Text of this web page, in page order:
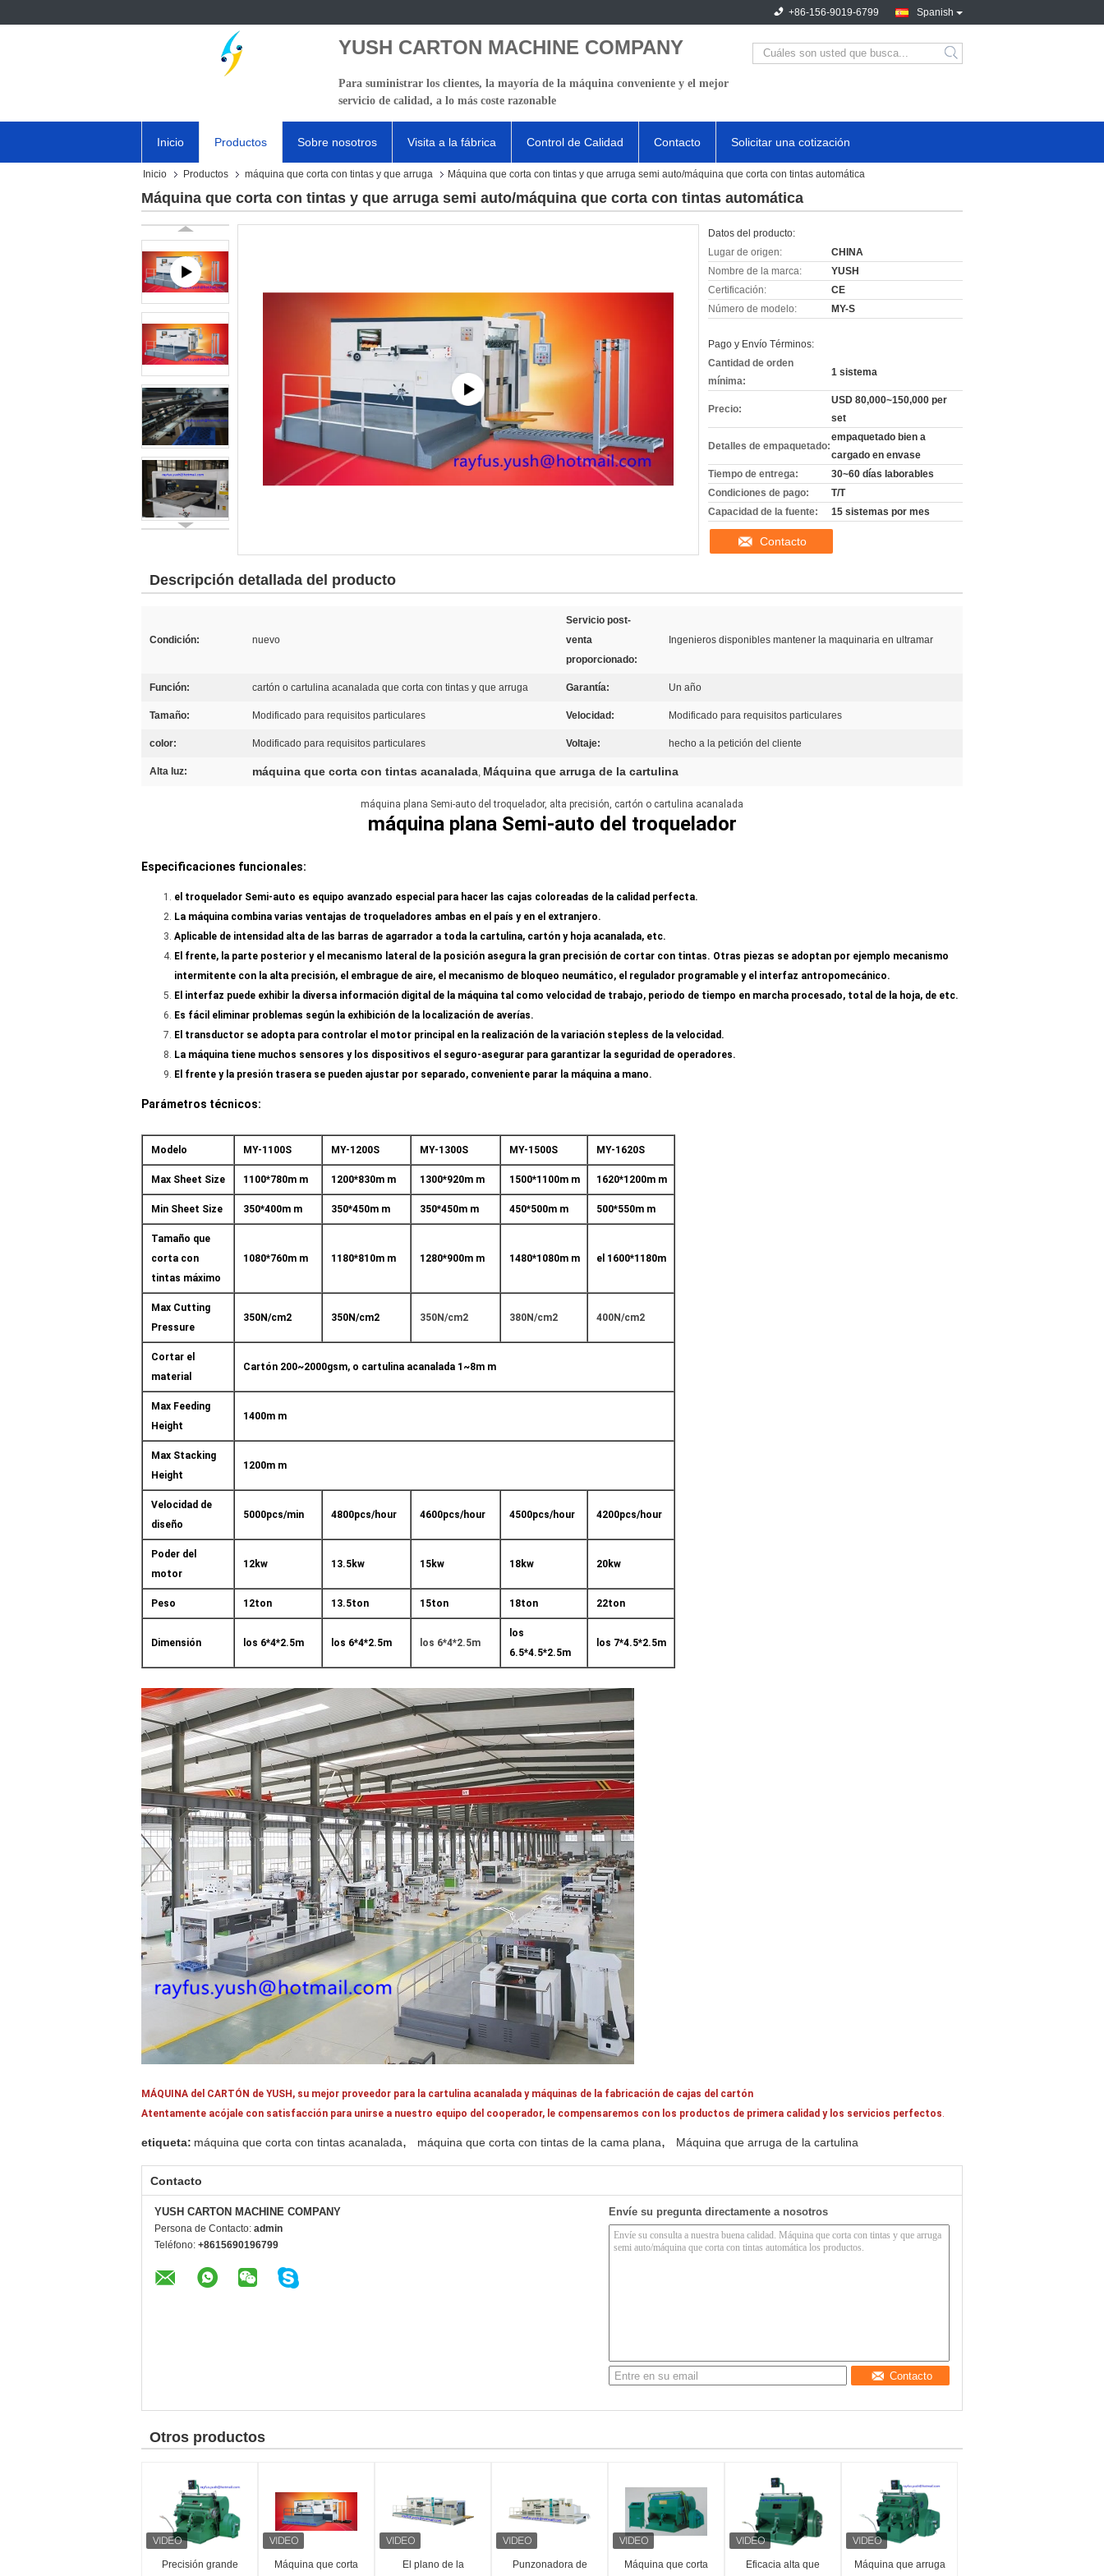
Spanish
+86-156-9019-6799
YUSH CARTON MACHINE COMPANY
Para suministrar los clientes, la mayoría de la máquina conveniente y el mejor
servicio de calidad, a lo más coste razonable
Inicio Productos Sobre nosotros Visita a la fábrica Control de Calidad Contacto Solicitar una cotización
Inicio Productos máquina que corta con tintas y que arruga Máquina que corta con tintas y que arruga semi auto/máquina que corta con tintas automática
Máquina que corta con tintas y que arruga semi auto/máquina que corta con tintas automática
Datos del producto:
Lugar de origen:
CHINA
Nombre de la marca:
YUSH
Certificación:
CE
Número de modelo:
MY-S
Pago y Envío Términos:
Cantidad de orden
mínima:
1 sistema
Precio:
USD 80,000~150,000 per
set
Detalles de empaquetado:
empaquetado bien a
cargado en envase
Tiempo de entrega:
30~60 días laborables
Condiciones de pago:
T/T
Capacidad de la fuente:
15 sistemas por mes
Contacto
Descripción detallada del producto
Condición: nuevo
Servicio post-
venta
proporcionado:
Ingenieros disponibles mantener la maquinaria en ultramar
Función: cartón o cartulina acanalada que corta con tintas y que arruga Garantía: Un año
Tamaño: Modificado para requisitos particulares Velocidad: Modificado para requisitos particulares
color: Modificado para requisitos particulares Voltaje: hecho a la petición del cliente
Alta luz: máquina que corta con tintas acanalada, Máquina que arruga de la cartulina
máquina plana Semi-auto del troquelador, alta precisión, cartón o cartulina acanalada
máquina plana Semi-auto del troquelador
Especificaciones funcionales:
el troquelador Semi-auto es equipo avanzado especial para hacer las cajas coloreadas de la calidad perfecta.
La máquina combina varias ventajas de troqueladores ambas en el país y en el extranjero.
Aplicable de intensidad alta de las barras de agarrador a toda la cartulina, cartón y hoja acanalada, etc.
El frente, la parte posterior y el mecanismo lateral de la posición asegura la gran precisión de cortar con tintas. Otras piezas se adoptan por ejemplo mecanismo
intermitente con la alta precisión, el embrague de aire, el mecanismo de bloqueo neumático, el regulador programable y el interfaz antropomecánico.
El interfaz puede exhibir la diversa información digital de la máquina tal como velocidad de trabajo, periodo de tiempo en marcha procesado, total de la hoja, de etc.
Es fácil eliminar problemas según la exhibición de la localización de averías.
El transductor se adopta para controlar el motor principal en la realización de la variación stepless de la velocidad.
La máquina tiene muchos sensores y los dispositivos el seguro-asegurar para garantizar la seguridad de operadores.
El frente y la presión trasera se pueden ajustar por separado, conveniente parar la máquina a mano.
Parámetros técnicos:
Modelo MY-1100S MY-1200S MY-1300S MY-1500S MY-1620S
Max Sheet Size 1100*780m m 1200*830m m 1300*920m m 1500*1100m m 1620*1200m m
Min Sheet Size 350*400m m 350*450m m 350*450m m 450*500m m 500*550m m
Tamaño que
corta con
tintas máximo
1080*760m m 1180*810m m 1280*900m m 1480*1080m m el 1600*1180m
Max Cutting
Pressure
350N/cm2 350N/cm2 350N/cm2 380N/cm2 400N/cm2
Cortar el
material
Cartón 200~2000gsm, o cartulina acanalada 1~8m m
Max Feeding
Height
1400m m
Max Stacking
Height
1200m m
Velocidad de
diseño
5000pcs/min 4800pcs/hour 4600pcs/hour 4500pcs/hour 4200pcs/hour
Poder del
motor
12kw 13.5kw 15kw 18kw 20kw
Peso 12ton 13.5ton 15ton 18ton 22ton
Dimensión los 6*4*2.5m los 6*4*2.5m los 6*4*2.5m
los
6.5*4.5*2.5m
los 7*4.5*2.5m
MÁQUINA del CARTÓN de YUSH, su mejor proveedor para la cartulina acanalada y máquinas de la fabricación de cajas del cartón
Atentamente acójale con satisfacción para unirse a nuestro equipo del cooperador, le compensaremos con los productos de primera calidad y los servicios perfectos.
etiqueta: máquina que corta con tintas acanalada, máquina que corta con tintas de la cama plana, Máquina que arruga de la cartulina
Contacto
YUSH CARTON MACHINE COMPANY
Persona de Contacto: admin
Teléfono: +8615690196799
Envíe su pregunta directamente a nosotros
Contacto
Otros productos
Precisión grande
Máquina que corta
El plano de la
Punzonadora de
Máquina que corta
Eficacia alta que
Máquina que arruga